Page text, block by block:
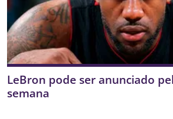
LeBron pode ser anunciado
semana